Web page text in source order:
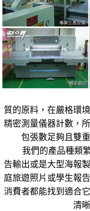
質的原料，在嚴格環
精密測量儀器計數，
包張數足夠且雙
我們的產品種類繁
告輸出或是大型海報
庭旅遊照片或學生報
消費者都能找到適合
清